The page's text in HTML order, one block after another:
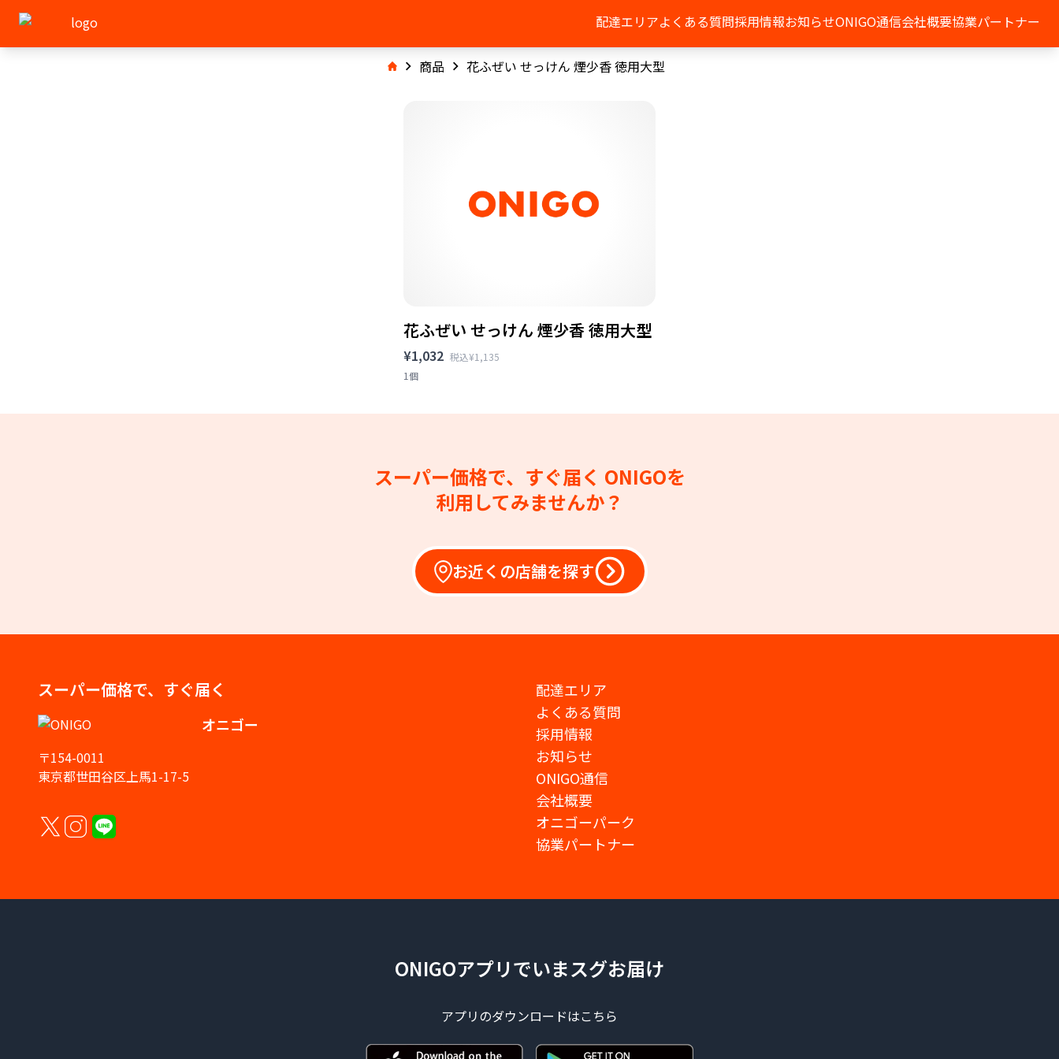
配達エリアよくある質問採用情報お知らせONIGO通信会社概要協業パートナー
商品 花ふぜい せっけん 煙少香 徳用大型
花ふぜい せっけん 煙少香 徳用大型
¥1,032 税込¥1,135
1個
スーパー価格で、すぐ届く ONIGOを
利用してみませんか？
お近くの店舗を探す
スーパー価格で、すぐ届く
オニゴー
〒154-0011
東京都世田谷区上馬1-17-5
配達エリア
よくある質問
採用情報
お知らせ
ONIGO通信
会社概要
オニゴーパーク
協業パートナー
ONIGOアプリでいまスグお届け
アプリのダウンロードはこちら